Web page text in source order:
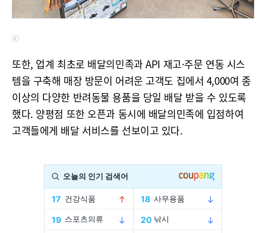
ⓒ
또한, 업계 최초로 배달의민족과 API 재고·주문 연동 시스
템을 구축해 매장 방문이 어려운 고객도 집에서 4,000여 종
이상의 다양한 반려동물 용품을 당일 배달 받을 수 있도록
했다. 양평점 또한 오픈과 동시에 배달의민족에 입점하여
고객들에게 배달 서비스를 선보이고 있다.